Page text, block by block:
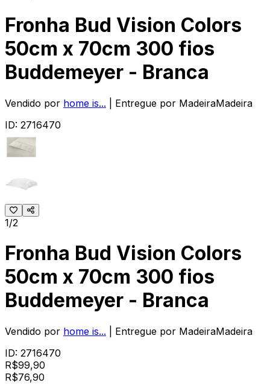
Fronha Bud Vision Colors
50cm x 70cm 300 fios
Buddemeyer - Branca
Vendido por home is... | Entregue por MadeiraMadeira
ID: 2716470
1/2
Fronha Bud Vision Colors
50cm x 70cm 300 fios
Buddemeyer - Branca
Vendido por home is... | Entregue por MadeiraMadeira
ID: 2716470
R$99,90
R$76,90